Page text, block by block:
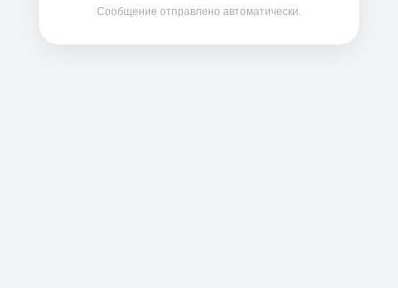
Сообщение отправлено автоматически.